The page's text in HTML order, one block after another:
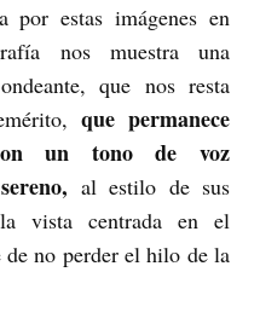
por estas imágenes en
nos muestra una
que nos resta
que permanece
un tono de voz
al estilo de sus
vista centrada en el
no perder el hilo de la